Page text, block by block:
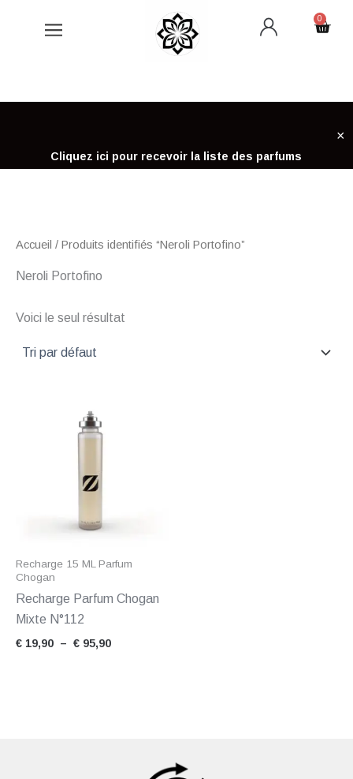
0
Cart
Cliquez ici pour recevoir la liste des parfums
×
Accueil / Produits identifiés “Neroli Portofino”
Neroli Portofino
Voici le seul résultat
Recharge 15 ML Parfum
Chogan
Recharge Parfum Chogan
Mixte N°112
€ 19,90 – € 95,90